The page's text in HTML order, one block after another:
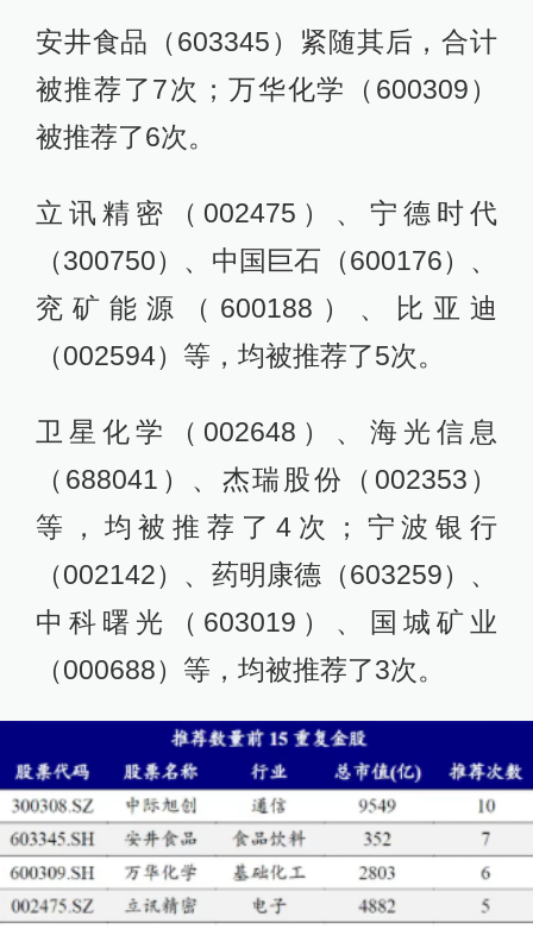
安井食品（603345）紧随其后，合计
被推荐了7次；万华化学（600309）
被推荐了6次。
立讯精密（002475）、宁德时代
（300750）、中国巨石（600176）、
兖矿能源（600188）、比亚迪
（002594）等，均被推荐了5次。
卫星化学（002648）、海光信息
（688041）、杰瑞股份（002353）
等，均被推荐了4次；宁波银行
（002142）、药明康德（603259）、
中科曙光（603019）、国城矿业
（000688）等，均被推荐了3次。